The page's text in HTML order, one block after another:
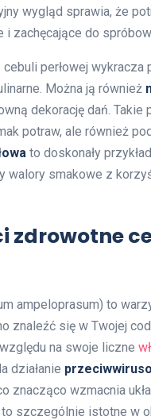
wygląd sprawia, że
zachęcające do
perłowej wykracza
Można ją również
dekorację dań. Takie
potraw, ale również
to doskonały
walory smakowe z
zdrowotne
ampeloprasum) to
znaleźć się w Twojej
na swoje liczne
działanie
znacząco wzmacnia
szczególnie istotne w